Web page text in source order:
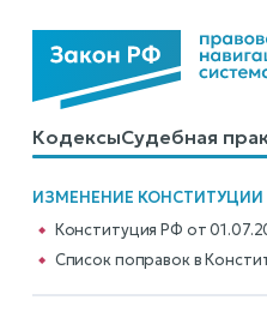
КодексыСудебная
Калькуляторы
ИЗМЕНЕНИЕ КОНСТИТУЦИИ
Конституция РФ от
Cписок поправок в